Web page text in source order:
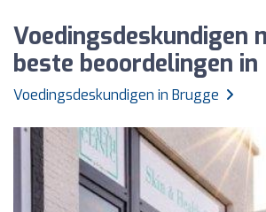
Voedingsdeskundigen
beste beoordelingen in
Voedingsdeskundigen in Brugge